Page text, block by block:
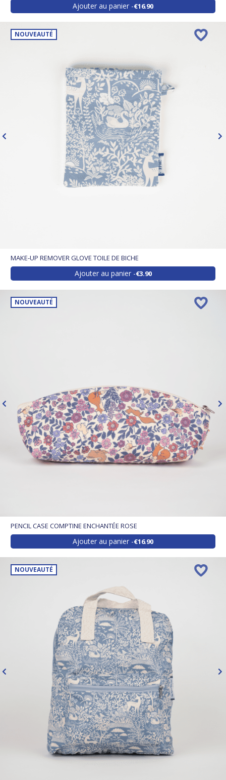
Ajouter au panier €16.90
NOUVEAUTÉ
MAKE-UP REMOVER GLOVE TOILE DE BICHE
Ajouter au panier €3.90
NOUVEAUTÉ
PENCIL CASE COMPTINE ENCHANTÉE ROSE
Ajouter au panier €16.90
NOUVEAUTÉ